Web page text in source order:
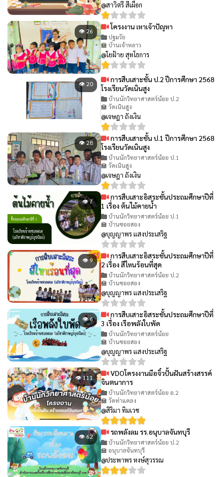
@สาวิตรี สีเผือก
👁 26 โครงงาน เหาเจ้าปัญหา
ปฐมวัย
🏫 บ้านเจ้าหลาว
@ใยฝ้าย สุทโธการ
👁 20
การสืบเสาะชั้น ป.2 ปีการศึกษา 2568
โรงเรียนวัดเนินสูง
บ้านนักวิทยาศาสตร์น้อย ป.2
🏫 วัดเนินสูง
@เจษฎา ถังเงิน
👁 28
การสืบเสาะชั้น ป.1 ปีการศึกษา 2568
โรงเรียนวัดเนินสูง
บ้านนักวิทยาศาสตร์น้อย ป.1
🏫 วัดเนินสูง
@เจษฎา ถังเงิน
👁 7
การสืบเสาะอิสระชั้นประถมศึกษาปีที่
1 เรื่อง ต้นไม้คายน้ำ
บ้านนักวิทยาศาสตร์น้อย ป.1
🏫 บ้านซอยสอง
@บุญญาพร แสงประเสริฐ
👁 9
การสืบเสาะอิสระชั้นประถมศึกษาปีที่
2 เรื่อง สีไหนร้อนที่สุด
บ้านนักวิทยาศาสตร์น้อย ป.2
🏫 บ้านซอยสอง
@บุญญาพร แสงประเสริฐ
👁 6
การสืบเสาะอิสระชั้นประถมศึกษาปีที่
3 เรื่อง เรือพลังใบพัด
บ้านนักวิทยาศาสตร์น้อย
🏫 บ้านซอยสอง
@บุญญาพร แสงประเสริฐ
👁 111
VDOโครงงานมือจิ๋วปั้นฝันสร้างสรรค์
จินตนาการ
บ้านนักวิทยาศาสตร์น้อย อ.2
🏫 วัดท่าแคลง
@สิริมา ทิมเวช
👁 62 รถพลังลม รร.อนุบาลจันทบุรี
บ้านนักวิทยาศาสตร์น้อย ป.2
🏫 อนุบาลจันทบุรี
@ประพาพร หงษ์สุวรรณ